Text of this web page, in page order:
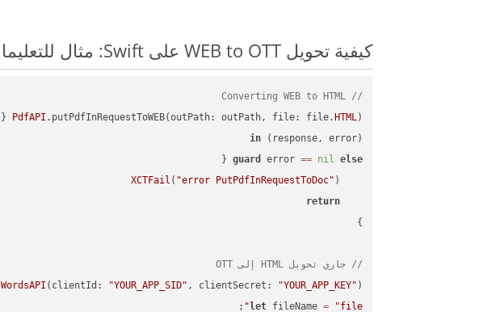
كيفية تحويل WEB to OTT على Swift: مثال للتعليمات البرمجية خطوة بخطوة
// Converting WEB to HTML
PdfAPI .putPdfInRequestToWEB(outPath: outPath, file: file. HTML
(response, error)
in
guard
error == nil else
XCTFail ( "error PutPdfInRequestToDoc"
return
// جاري تحويل HTML إلى OTT
WordsAPI (clientId: "YOUR_APP_SID" , clientSecret: "YOUR_APP_KEY" );
let fileName = "file"